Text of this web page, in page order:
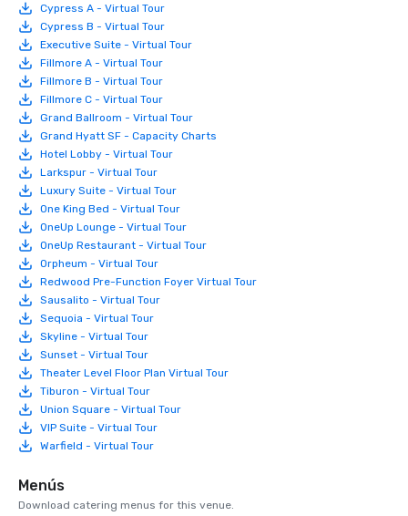
Cypress A - Virtual Tour
Cypress B - Virtual Tour
Executive Suite - Virtual Tour
Fillmore A - Virtual Tour
Fillmore B - Virtual Tour
Fillmore C - Virtual Tour
Grand Ballroom - Virtual Tour
Grand Hyatt SF - Capacity Charts
Hotel Lobby - Virtual Tour
Larkspur - Virtual Tour
Luxury Suite - Virtual Tour
One King Bed - Virtual Tour
OneUp Lounge - Virtual Tour
OneUp Restaurant - Virtual Tour
Orpheum - Virtual Tour
Redwood Pre-Function Foyer Virtual Tour
Sausalito - Virtual Tour
Sequoia - Virtual Tour
Skyline - Virtual Tour
Sunset - Virtual Tour
Theater Level Floor Plan Virtual Tour
Tiburon - Virtual Tour
Union Square - Virtual Tour
VIP Suite - Virtual Tour
Warfield - Virtual Tour
Menús
Download catering menus for this venue.